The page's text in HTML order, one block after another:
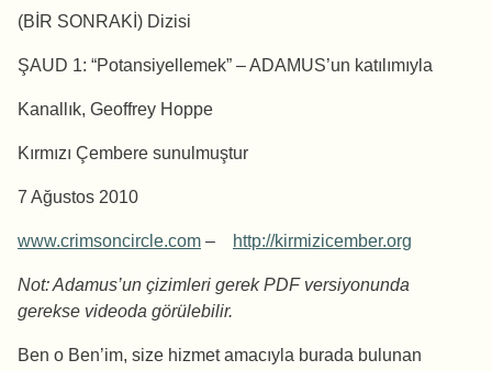
(BİR SONRAKİ) Dizisi
ŞAUD 1: “Potansiyellemek” – ADAMUS’un katılımıyla
Kanallık, Geoffrey Hoppe
Kırmızı Çembere sunulmuştur
7 Ağustos 2010
www.crimsoncircle.com – http://kirmizicember.org
Not: Adamus’un çizimleri gerek PDF versiyonunda
gerekse videoda görülebilir.
Ben o Ben’im, size hizmet amacıyla burada bulunan